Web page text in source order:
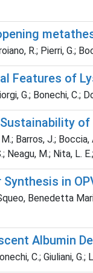
R.; Pierri, G.;
Features of
G.; Bonechi, C.;
Barros, J.;
M.; Nita, L.
in
Benedetta
Albumin
C.; Giuliani, G.;